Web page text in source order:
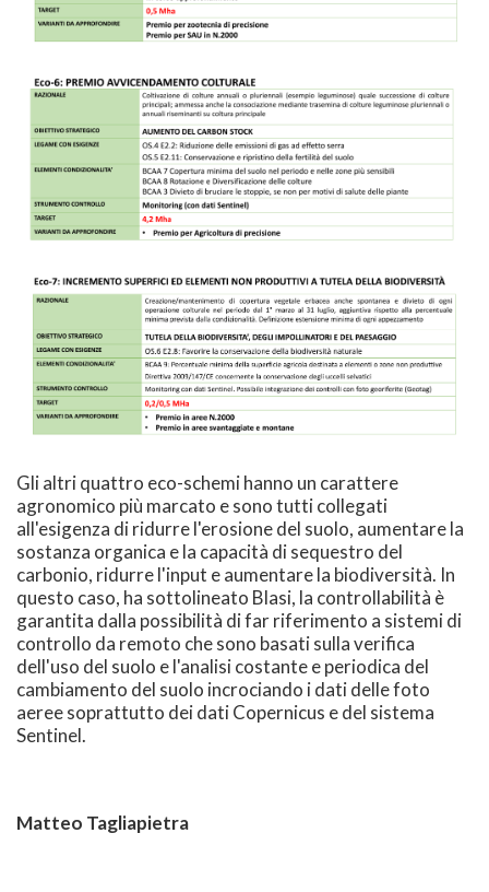
Gli altri quattro eco-schemi hanno un carattere
agronomico più marcato e sono tutti collegati
all'esigenza di ridurre l'erosione del suolo, aumentare la
sostanza organica e la capacità di sequestro del
carbonio, ridurre l'input e aumentare la biodiversità. In
questo caso, ha sottolineato Blasi, la controllabilità è
garantita dalla possibilità di far riferimento a sistemi di
controllo da remoto che sono basati sulla verifica
dell'uso del suolo e l'analisi costante e periodica del
cambiamento del suolo incrociando i dati delle foto
aeree soprattutto dei dati Copernicus e del sistema
Sentinel.
Matteo Tagliapietra